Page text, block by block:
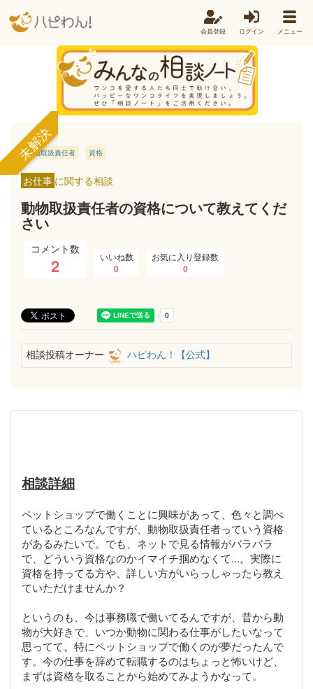
会員登録 ログイン メニュー
未解決
動物取扱責任者 資格
お仕事 に関する相談
動物取扱責任者の資格について教えてくだ
さい
コメント数
2 いいね数
0
お気に入り登録数
0
相談投稿オーナー ハピわん！【公式】
相談詳細
ペットショップで働くことに興味があって、色々と調べ
ているところなんですが、動物取扱責任者っていう資格
があるみたいで。でも、ネットで見る情報がバラバラ
で、どういう資格なのかイマイチ掴めなくて...。実際に
資格を持ってる方や、詳しい方がいらっしゃったら教え
ていただけませんか？
というのも、今は事務職で働いてるんですが、昔から動
物が大好きで、いつか動物に関わる仕事がしたいなって
思ってて。特にペットショップで働くのが夢だったんで
す。今の仕事を辞めて転職するのはちょっと怖いけど、
まずは資格を取ることから始めてみようかなって。